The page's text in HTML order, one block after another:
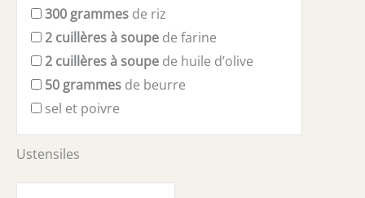
300 grammes de riz
2 cuillères à soupe de farine
2 cuillères à soupe de huile d’olive
50 grammes de beurre
sel et poivre
Ustensiles